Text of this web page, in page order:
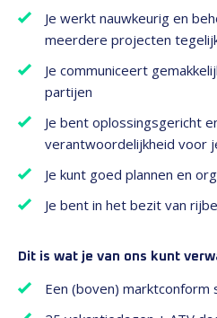
Je werkt nauwkeurig en
meerdere projecten
Je communiceert
partijen
Je bent oplossingsgericht
verantwoordelijkheid voor
Je kunt goed plannen en
Je bent in het bezit van
Dit is wat je van ons kunt
Een (boven) marktconform